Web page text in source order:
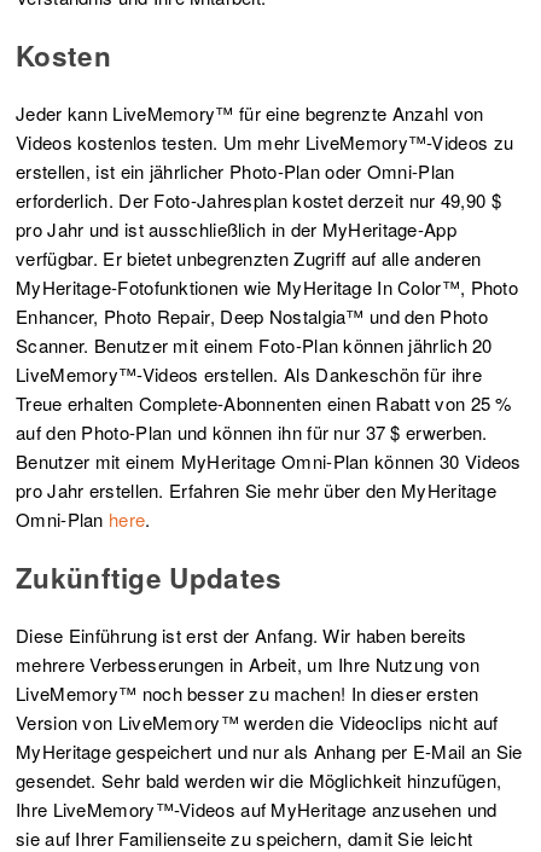
Kosten
Jeder kann LiveMemory™ für eine begrenzte Anzahl von
Videos kostenlos testen. Um mehr LiveMemory™-Videos zu
erstellen, ist ein jährlicher Photo-Plan oder Omni-Plan
erforderlich. Der Foto-Jahresplan kostet derzeit nur 49,90 $
pro Jahr und ist ausschließlich in der MyHeritage-App
verfügbar. Er bietet unbegrenzten Zugriff auf alle anderen
MyHeritage-Fotofunktionen wie MyHeritage In Color™, Photo
Enhancer, Photo Repair, Deep Nostalgia™ und den Photo
Scanner. Benutzer mit einem Foto-Plan können jährlich 20
LiveMemory™-Videos erstellen. Als Dankeschön für ihre
Treue erhalten Complete-Abonnenten einen Rabatt von 25 %
auf den Photo-Plan und können ihn für nur 37 $ erwerben.
Benutzer mit einem MyHeritage Omni-Plan können 30 Videos
pro Jahr erstellen. Erfahren Sie mehr über den MyHeritage
Omni-Plan here.
Zukünftige Updates
Diese Einführung ist erst der Anfang. Wir haben bereits
mehrere Verbesserungen in Arbeit, um Ihre Nutzung von
LiveMemory™ noch besser zu machen! In dieser ersten
Version von LiveMemory™ werden die Videoclips nicht auf
MyHeritage gespeichert und nur als Anhang per E-Mail an Sie
gesendet. Sehr bald werden wir die Möglichkeit hinzufügen,
Ihre LiveMemory™-Videos auf MyHeritage anzusehen und
sie auf Ihrer Familienseite zu speichern, damit Sie leicht